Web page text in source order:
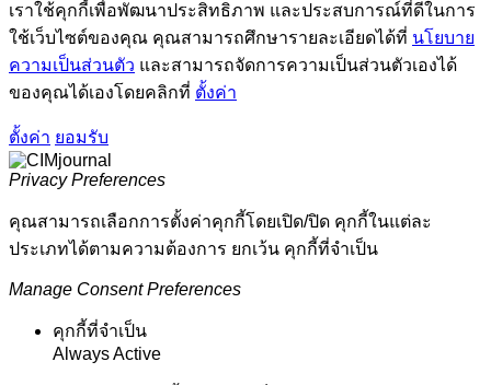
เราใช้คุกกี้เพื่อพัฒนาประสิทธิภาพ และประสบการณ์ที่ดีในการ
ใช้เว็บไซต์ของคุณ คุณสามารถศึกษารายละเอียดได้ที่ นโยบาย
ความเป็นส่วนตัว และสามารถจัดการความเป็นส่วนตัวเองได้
ของคุณได้เองโดยคลิกที่ ตั้งค่า
ตั้งค่า ยอมรับ
Privacy Preferences
คุณสามารถเลือกการตั้งค่าคุกกี้โดยเปิด/ปิด คุกกี้ในแต่ละ
ประเภทได้ตามความต้องการ ยกเว้น คุกกี้ที่จำเป็น
Manage Consent Preferences
คุกกี้ที่จำเป็น
Always Active